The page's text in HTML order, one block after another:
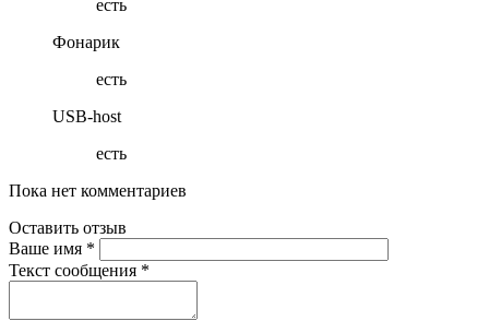
есть
Фонарик
есть
USB-host
есть
Пока нет комментариев
Оставить отзыв
Ваше имя *
Текст сообщения *